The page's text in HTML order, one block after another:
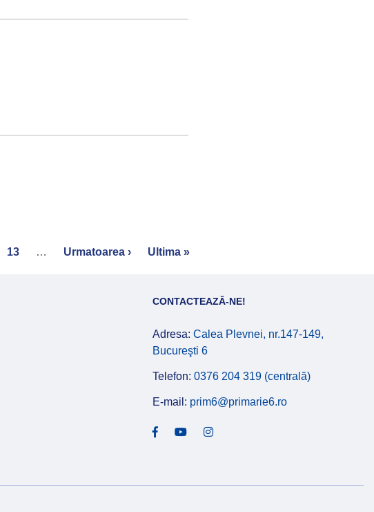
Page
13 …
Next
Urmatoarea ›
Last
Ultima »
CONTACTEAZĂ-NE!
Adresa: Calea Plevnei, nr.147-149,
Bucureşti 6
Telefon: 0376 204 319 (centrală)
E-mail: prim6@primarie6.ro